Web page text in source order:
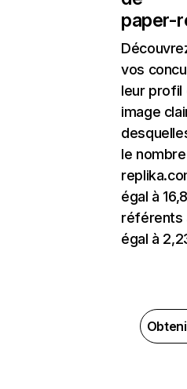
paper-
vos
leur profil
image
le
égal à
référents
égal à